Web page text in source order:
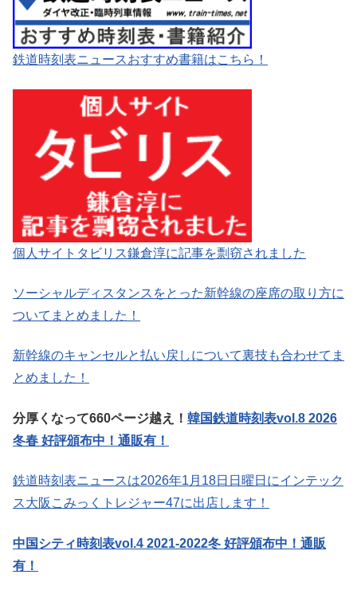
鉄道時刻表ニュースおすすめ書籍はこちら！
個人サイトタビリス鎌倉淳に記事を剽窃されました
ソーシャルディスタンスをとった新幹線の座席の取り方に
ついてまとめました！
新幹線のキャンセルと払い戻しについて裏技も合わせてま
とめました！
分厚くなって660ページ越え！ 韓国鉄道時刻表vol.8 2026
冬春 好評頒布中！通販有！
鉄道時刻表ニュースは2026年1月18日日曜日にインテック
ス大阪こみっくトレジャー47に出店します！
中国シティ時刻表vol.4 2021-2022冬 好評頒布中！通販
有！